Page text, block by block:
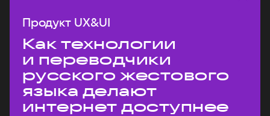
Продукт UX&UI
Как технологии
и переводчики
русского жестового
языка делают
интернет доступнее